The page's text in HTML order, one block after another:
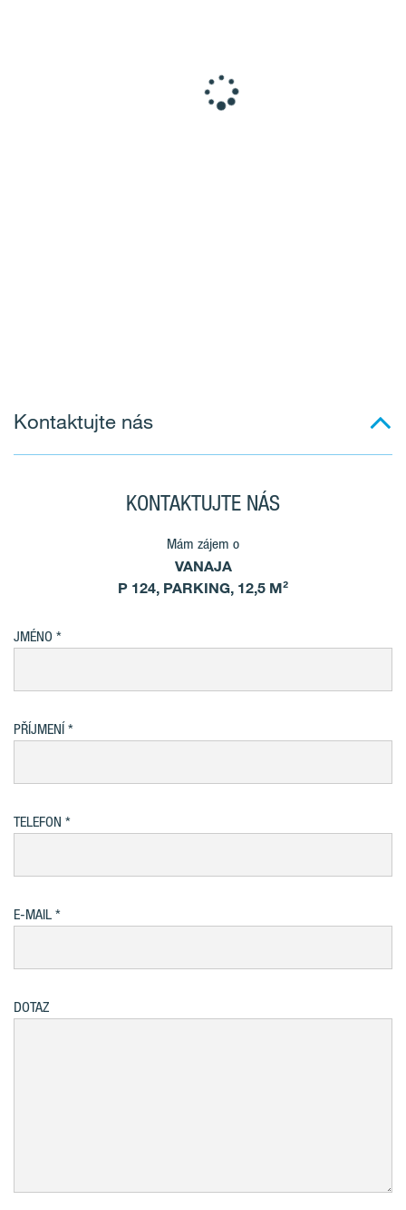
Kontaktujte nás
KONTAKTUJTE NÁS
Mám zájem o
VANAJA
P 124, PARKING, 12,5 M²
JMÉNO
PŘÍJMENÍ
TELEFON
E-MAIL
DOTAZ